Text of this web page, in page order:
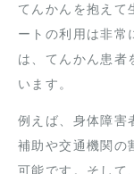
てんかんを抱えて
ートの利用は非常
は、てんかん患者
います。
例えば、身体障害
補助や交通機関の
可能です。そして